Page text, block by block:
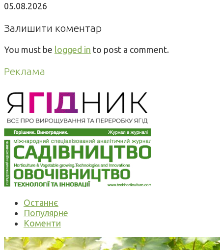
05.08.2026
Залишити коментар
You must be logged in to post a comment.
Реклама
Останнє
Популярне
Коменти